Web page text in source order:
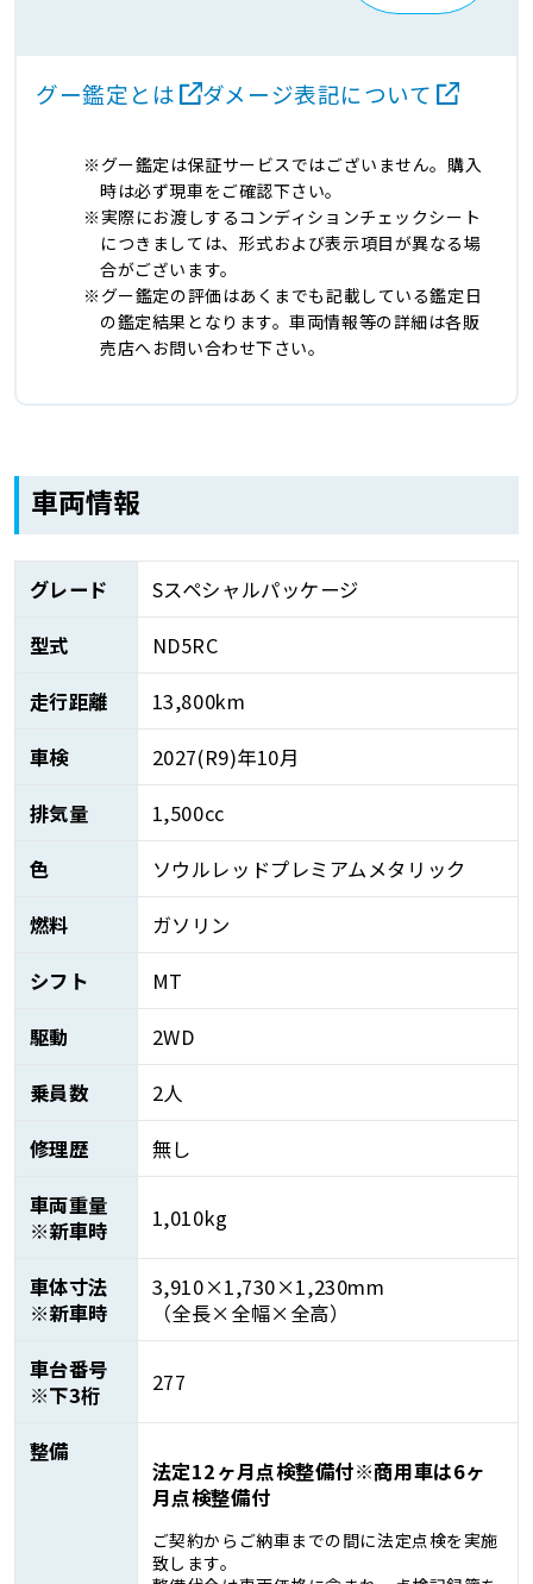
グー鑑定とは ダメージ表記について
グー鑑定は保証サービスではございません。購入
時は必ず現車をご確認下さい。
実際にお渡しするコンディションチェックシート
につきましては、形式および表示項目が異なる場
合がございます。
グー鑑定の評価はあくまでも記載している鑑定日
の鑑定結果となります。車両情報等の詳細は各販
売店へお問い合わせ下さい。
車両情報
グレード
Sスペシャルパッケージ
型式
ND5RC
走行距離
13,800km
車検
2027(R9)年10月
排気量
1,500cc
色
ソウルレッドプレミアムメタリック
燃料
ガソリン
シフト
MT
駆動
2WD
乗員数
2人
修理歴
無し
車両重量
※新車時
1,010kg
車体寸法
※新車時
3,910×1,730×1,230mm
（全長×全幅×全高）
車台番号
※下3桁
277
整備
法定12ヶ月点検整備付※商用車は6ヶ
月点検整備付
ご契約からご納車までの間に法定点検を実施
致します。